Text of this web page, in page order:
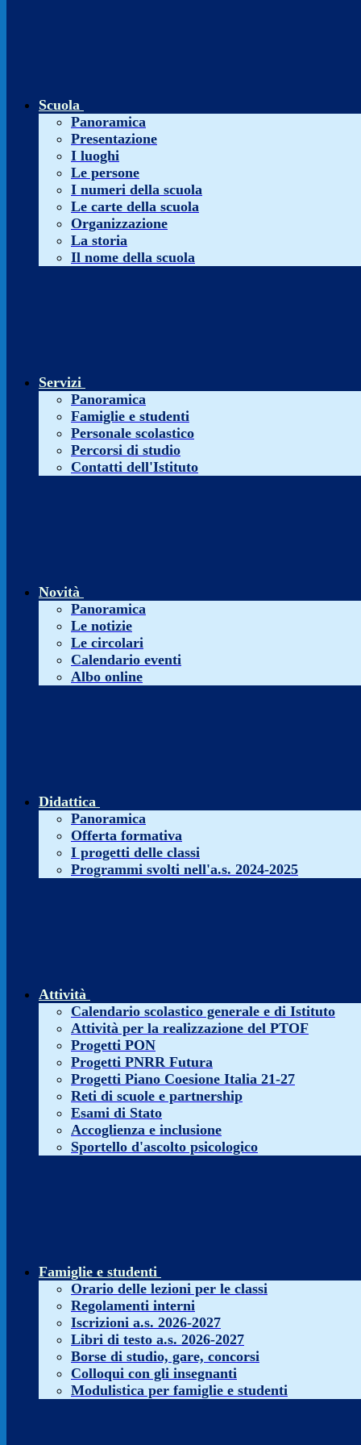
Scuola
Panoramica
Presentazione
I luoghi
Le persone
I numeri della scuola
Le carte della scuola
Organizzazione
La storia
Il nome della scuola
Servizi
Panoramica
Famiglie e studenti
Personale scolastico
Percorsi di studio
Contatti dell'Istituto
Novità
Panoramica
Le notizie
Le circolari
Calendario eventi
Albo online
Didattica
Panoramica
Offerta formativa
I progetti delle classi
Programmi svolti nell'a.s. 2024-2025
Attività
Calendario scolastico generale e di Istituto
Attività per la realizzazione del PTOF
Progetti PON
Progetti PNRR Futura
Progetti Piano Coesione Italia 21-27
Reti di scuole e partnership
Esami di Stato
Accoglienza e inclusione
Sportello d'ascolto psicologico
Famiglie e studenti
Orario delle lezioni per le classi
Regolamenti interni
Iscrizioni a.s. 2026-2027
Libri di testo a.s. 2026-2027
Borse di studio, gare, concorsi
Colloqui con gli insegnanti
Modulistica per famiglie e studenti